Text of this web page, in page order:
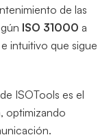
de las
ISO 31000 a
intuitivo que sigue
ISOTools es el
optimizando